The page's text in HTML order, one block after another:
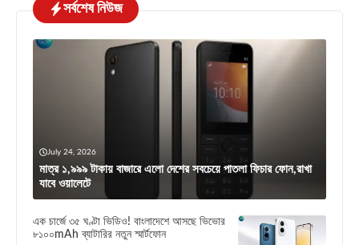
সর্বশেষ নিউজ
July 24, 2026
মাত্র ১,৯৯৯ টাকায় বাজারে এলো দেশের সবচেয়ে পাতলা ফিচার ফোন,রাখা
যাবে ওয়ালেটে
এক চার্জে ৩৫ ঘণ্টা ভিডিও! বাংলাদেশে আসছে ভিভোর
৮১০০mAh ব্যাটারির নতুন স্মার্টফোন